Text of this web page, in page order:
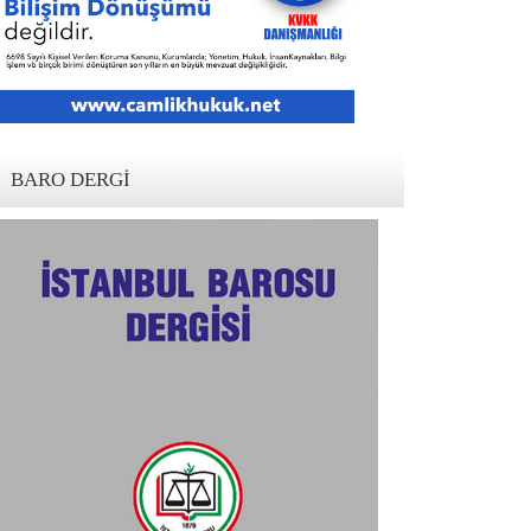
BARO DERGI